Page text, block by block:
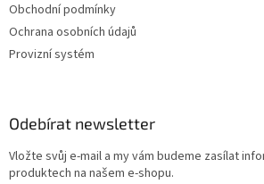
Obchodní podmínky
Ochrana osobních údajů
Provizní systém
Odebírat newsletter
Vložte svůj e-mail a my vám budeme zasílat
produktech na našem e-shopu.